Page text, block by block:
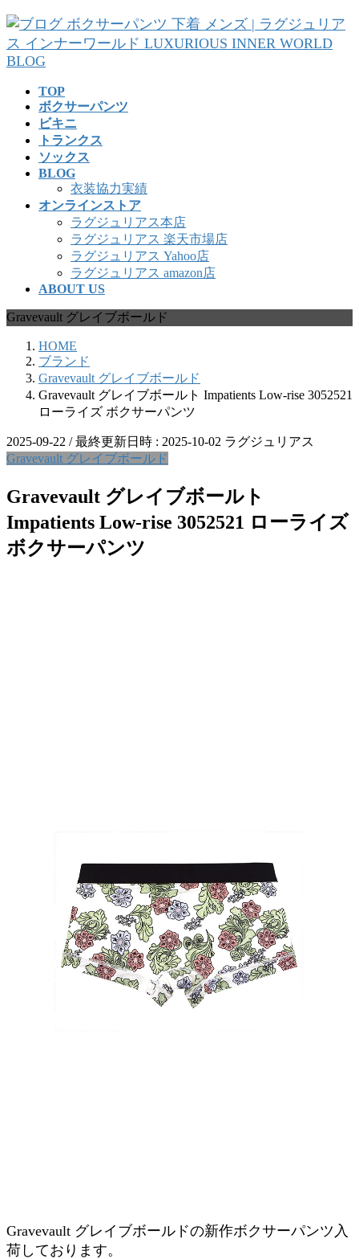
コ
ン
テ
ン
ナ
ビ
ゲ
ー
TOP
ボクサーパンツ
ビキニ
トランクス
ソックス
BLOG
衣装協力実績
オンラインストア
ラグジュリアス本店
ラグジュリアス 楽天市場店
ラグジュリアス Yahoo店
ラグジュリアス amazon店
ABOUT US
Gravevault グレイブボールド
HOME
ブランド
Gravevault グレイブボールド
Gravevault グレイブボールト Impatients Low-rise 3052521
ローライズ ボクサーパンツ
2025-09-22 / 最終更新日時 : 2025-10-02 ラグジュリアス
Gravevault グレイブボールド
Gravevault グレイブボールト
Impatients Low-rise 3052521 ローライズ
ボクサーパンツ
Gravevault グレイブボールドの新作ボクサーパンツ入
荷しております。